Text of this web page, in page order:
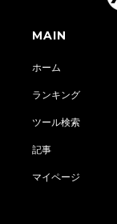
MAIN
ホーム
ランキング
ツール検索
記事
マイページ